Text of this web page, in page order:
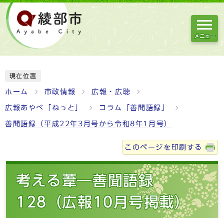
メニュー
現在位置
ホーム 市政情報 広報・広聴
広報あやべ「ねっと」 コラム「善聞語録」
善聞語録（平成22年3月号から令和8年1月号）
このページを印刷する
考える葦―善聞語録
128（広報10月号掲載）